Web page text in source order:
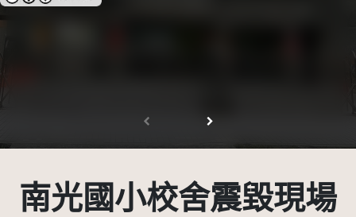
南光國小校舍震毀現場